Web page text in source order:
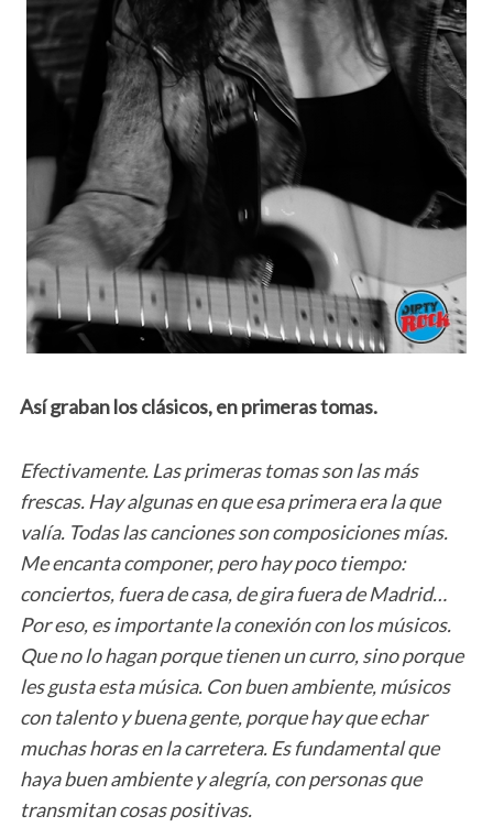
Así graban los clásicos, en primeras tomas.
Efectivamente. Las primeras tomas son las más
frescas. Hay algunas en que esa primera era la que
valía. Todas las canciones son composiciones mías.
Me encanta componer, pero hay poco tiempo:
conciertos, fuera de casa, de gira fuera de Madrid…
Por eso, es importante la conexión con los músicos.
Que no lo hagan porque tienen un curro, sino porque
les gusta esta música. Con buen ambiente, músicos
con talento y buena gente, porque hay que echar
muchas horas en la carretera. Es fundamental que
haya buen ambiente y alegría, con personas que
transmitan cosas positivas.